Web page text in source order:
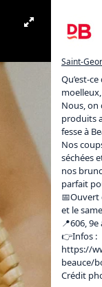
Saint-
Qu’est-
Nous, on
produits
fesse à
Nos
séchées
nos
parfait
📅Ouvert
et le
📍606,
👉Infos :
https://
beauce/
Crédit